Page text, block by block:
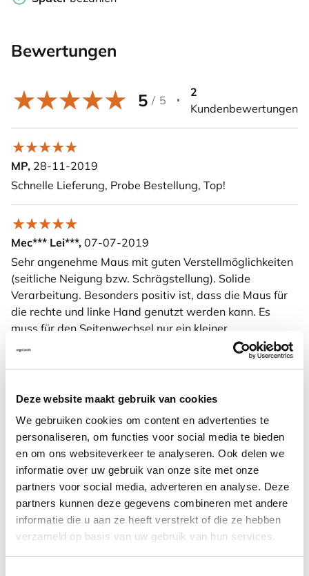
Deze website maakt gebruik van cookies
We gebruiken cookies om content en advertenties te
personaliseren, om functies voor social media te bieden
en om ons websiteverkeer te analyseren. Ook delen we
informatie over uw gebruik van onze site met onze
partners voor social media, adverteren en analyse. Deze
partners kunnen deze gegevens combineren met andere
informatie die u aan ze heeft verstrekt of die ze hebben
verzameld op basis van uw gebruik van hun services.
Bewertungen
5 / 5
2
Kundenbewertungen
MP, 28-11-2019
Schnelle Lieferung, Probe Bestellung, Top!
Mec*** Lei***, 07-07-2019
Sehr angenehme Maus mit guten Verstellmöglichkeiten
(seitliche Neigung bzw. Schrägstellung). Solide
Verarbeitung. Besonders positiv ist, dass die Maus für
die rechte und linke Hand genutzt werden kann. Es
muss für den Seitenwechsel nur ein kleiner
Schiebeschalter unter der Maus verschoben werden
und die Maus ist mit der anderen Hand zu nutzen. Sehr
Maus braucht.
Weitere Informationen
Häufig zusammen gekauft mit